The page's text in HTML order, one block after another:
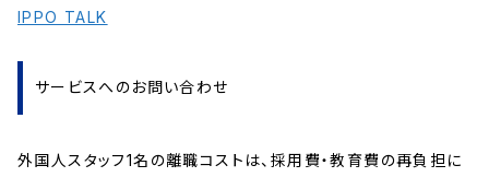
IPPO TALK
サービスへのお問い合わせ
外国人スタッフ1名の離職コストは、採用費・教育費の再負担に